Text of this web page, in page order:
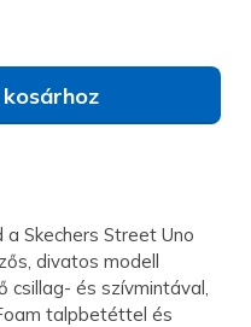
Skechers Street Uno
divatos modell
csillag- és szívmintával,
talpbetéttel és